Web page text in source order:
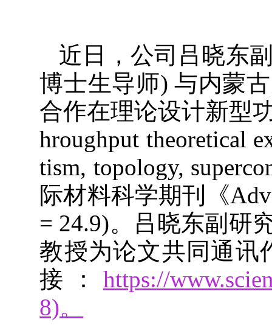
近日，公司吕晓东
博士生导师) 与内蒙
合作在理论设计新型
hroughput theoretical
tism, topology,
际材料科学期刊《
= 24.9)。吕晓东副研
教授为论文共同通讯
接： https://
8)。